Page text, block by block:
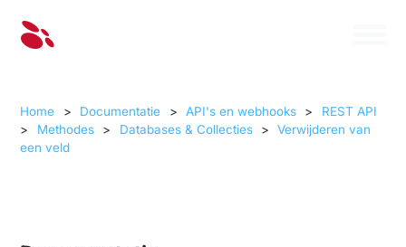
Home > Documentatie > API's en webhooks >
REST API
>
Methodes > Databases & Collecties >
Verwijderen van
een veld